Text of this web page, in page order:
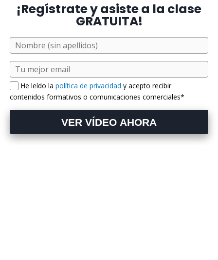
¡Regístrate y asiste a la clase
GRATUITA!
He leído lapolítica de privacidad y acepto recibir
contenidos formativos o comunicaciones comerciales*
VER VÍDEO AHORA